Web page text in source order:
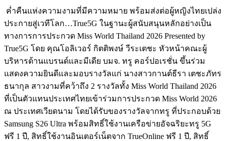
ค่ำคืนแห่งความงามที่มีความหมาย พร้อมส่งต่อผู้หญิงไทยเปล่ง
ประกายสู่เวทีโลก…True5G ในฐานะผู้สนับสนุนหลักอย่างเป็น
ทางการการประกวด Miss World Thailand 2026 Presented by
True5G โดย คุณโอลิเวอร์ กิตติพงษ์ วีระเตชะ หัวหน้าคณะผู้
บริหารด้านแบรนด์และมีเดีย บมจ. ทรู คอร์ปอเรชั่น ขึ้นร่วม
แสดงความยินดีและมอบรางวัลแก่ นางสาวกานต์ธีรา เตชะภัทร
ธนากุล สาวงามที่คว้าถึง 2 รางวัลทั้ง Miss World Thailand 2026
ที่เป็นตัวแทนประเทศไทยเข้าร่วมการประกวด Miss World 2026
ณ ประเทศเวียดนาม โดยได้รับของรางวัลจากทรู ที่ประกอบด้วย
Samsung S26 Ultra พร้อมสิทธิ์ใช้งานเครือข่ายอัจฉริยะทรู 5G
ฟรี 1 ปี, สิทธิ์ใช้งานอินเตอร์เน็ตจาก TrueOnline ฟรี 1 ปี, สิทธิ์